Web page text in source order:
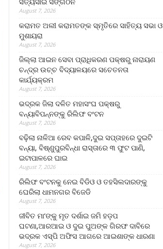
August 7, 2026
କରାମତ ଅଲୀ କରାମତଙ୍କ ସ୍ମୃତିରେ ସାହିତ୍ୟ ସଭା ଓ
ମୁଶାୟରା
August 7, 2026
ଜିଲ୍ଲା ଆଇନ ସେବା ପ୍ରାଧିକରଣ ପକ୍ଷରୁ ନାରାୟଣ
ଚନ୍ଦ୍ର ଉଚ୍ଚ ବିଦ୍ୟାଳୟରେ ସଚେତନତା
କାର୍ଯ୍ୟକ୍ରମ
August 7, 2026
ଭଦ୍ରକ ଜିଲା ଦଳିତ ମହାସଂଘ ପକ୍ଷରୁ
ବନ୍ୟାବିପନ୍ନଙ୍କୁ ରିଲିଫ ବଂଟନ
August 7, 2026
ବଢ଼ିଲା ନାଳିଆ ରେବ କପାଳି,ଦୁଇ ସପ୍ତାହରେ ଦୁଇଟି
ବନ୍ୟା, ବିଷ୍ଣୁପୁରବିନ୍ଧା ରାସ୍ତାରେ ୩ ଫୁଟ ପାଣି,
ଇଟାପାଳରେ ଘାଇ
August 7, 2026
ରିଲିଫ ବଂଟନକୁ ନେଇ ବିଡିଓ ଓ ତହସିଲଦାରଙ୍କୁ
ଘେରିଲା ଧାମନଗର ବିଜେଡି
August 7, 2026
ଜୀବିତ ମା’ଙ୍କୁ ମୃତ ଦର୍ଶାଇ ଜମି ହଡ଼ପ
ଘଟଣା,ଆରଆଇ ଓ ଦୁଇ ପୁଅଙ୍କ ଗିରଫ ଦାବିରେ
ଭଦ୍ରକ ଏସ୍‌ପି ଅଫିସ ଆଗରେ ଆଇଶାଙ୍କ ଧାରଣା
August 7, 2026